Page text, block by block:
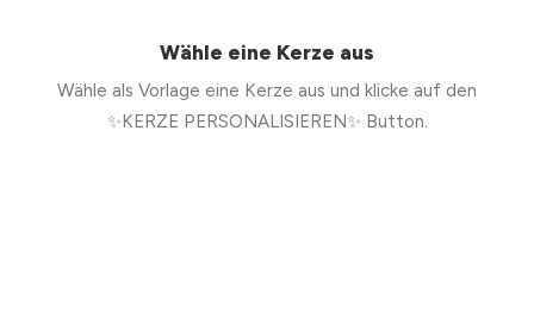
Wähle eine Kerze aus
Wähle als Vorlage eine Kerze aus und klicke auf den
✨KERZE PERSONALISIEREN✨ Button.